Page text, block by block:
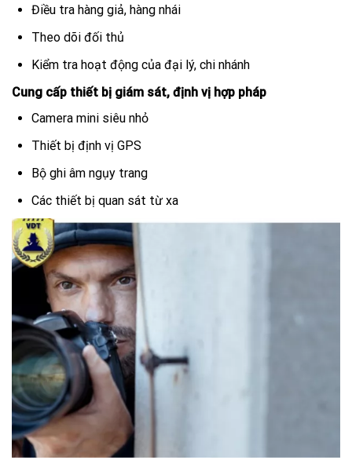
Điều tra hàng giả, hàng nhái
Theo dõi đối thủ
Kiểm tra hoạt động của đại lý, chi nhánh
Cung cấp thiết bị giám sát, định vị hợp pháp
Camera mini siêu nhỏ
Thiết bị định vị GPS
Bộ ghi âm ngụy trang
Các thiết bị quan sát từ xa